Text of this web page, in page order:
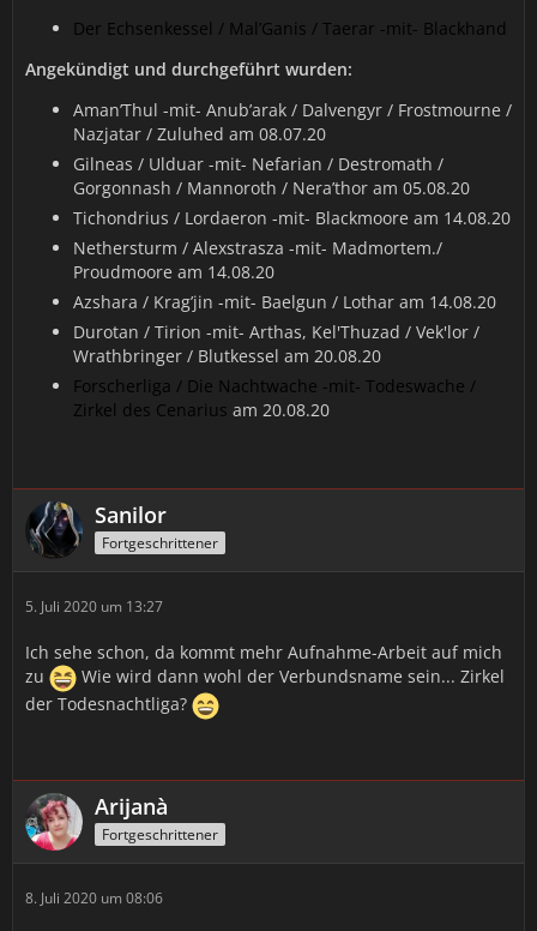
Der Echsenkessel / Mal’Ganis / Taerar -mit- Blackhand
Angekündigt und durchgeführt wurden:
Aman’Thul -mit- Anub’arak / Dalvengyr / Frostmourne /
Nazjatar / Zuluhed am 08.07.20
Gilneas / Ulduar -mit- Nefarian / Destromath /
Gorgonnash / Mannoroth / Nera’thor am 05.08.20
Tichondrius / Lordaeron -mit- Blackmoore am 14.08.20
Nethersturm / Alexstrasza -mit- Madmortem./
Proudmoore am 14.08.20
Azshara / Krag’jin -mit- Baelgun / Lothar am 14.08.20
Durotan / Tirion -mit- Arthas, Kel'Thuzad / Vek'lor /
Wrathbringer / Blutkessel am 20.08.20
Forscherliga / Die Nachtwache -mit- Todeswache /
Zirkel des Cenarius am 20.08.20
Sanilor
Fortgeschrittener
5. Juli 2020 um 13:27
Ich sehe schon, da kommt mehr Aufnahme-Arbeit auf mich
zu
Wie wird dann wohl der Verbundsname sein... Zirkel
der Todesnachtliga?
Arijanà
Fortgeschrittener
8. Juli 2020 um 08:06